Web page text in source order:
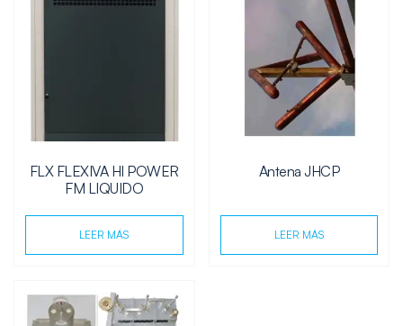
FLX FLEXIVA HI POWER
FM LIQUIDO
LEER MÁS
Antena JHCP
LEER MÁS